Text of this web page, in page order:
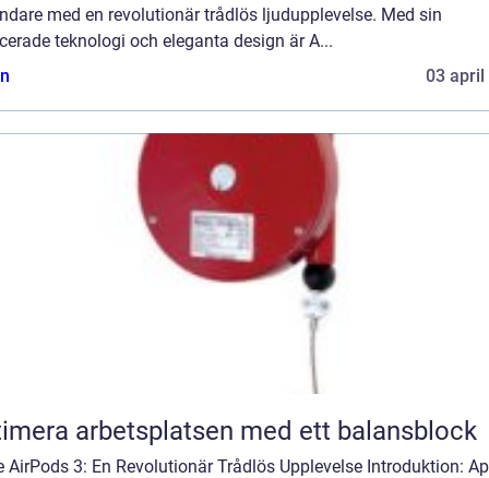
med en revolutionär trådlös ljudupplevelse. Med sin
teknologi och eleganta design är A...
03 april
arbetsplatsen med ett balansblock
AirPods 3: En Revolutionär Trådlös Upplevelse Introduktion: